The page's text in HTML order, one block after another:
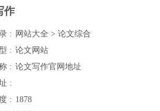
作
:
网站大全 > 论文综合
: 论文网站
: 论文写作官网地址
:
: 1878